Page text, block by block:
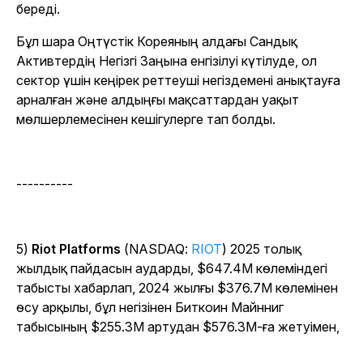
береді.
Бұл шара Оңтүстік Кореяның алдағы Сандық
Активтердің Негізгі Заңына енгізілуі күтілуде, ол
сектор үшін кеңірек реттеуші негіздемені анықтауға
арналған және алдыңғы мақсаттардан уақыт
мөлшерлемесінен кешігулерге тап болды.
----------
5) Riot Platforms (NASDAQ: RIOT) 2025 толық
жылдық пайдасын аударды, $647.4M көлеміндегі
табысты хабарлап, 2024 жылғы $376.7M көлемінен
өсу арқылы, бұл негізінен Биткоин Майнниг
табысының $255.3M артудан $576.3M-ға жетуімен,